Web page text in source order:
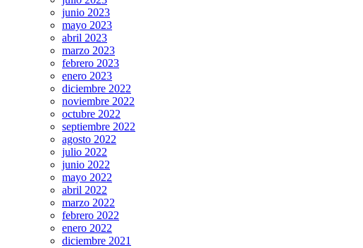
junio 2023
mayo 2023
abril 2023
marzo 2023
febrero 2023
enero 2023
diciembre 2022
noviembre 2022
octubre 2022
septiembre 2022
agosto 2022
julio 2022
junio 2022
mayo 2022
abril 2022
marzo 2022
febrero 2022
enero 2022
diciembre 2021